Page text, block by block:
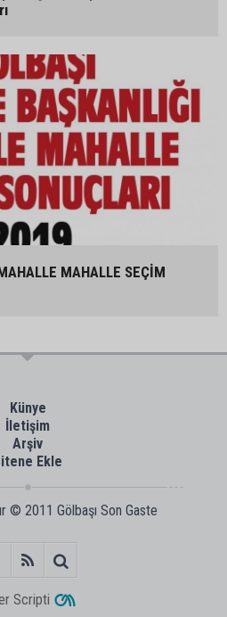
MAHALLE SEÇİM
Künye
İletişim
Arşiv
Ekle
© 2011 Gölbaşı Son Gaste
Scripti